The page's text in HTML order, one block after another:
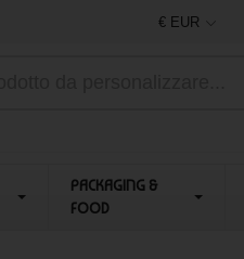
€ EUR
PACKAGING &
FOOD